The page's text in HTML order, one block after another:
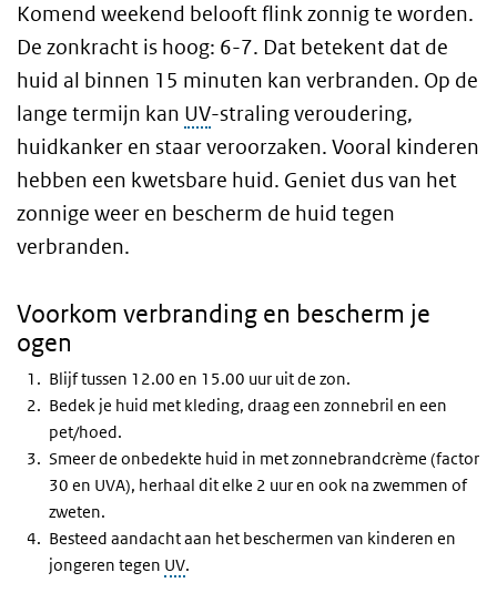
Komend weekend belooft flink zonnig te worden.
De zonkracht is hoog: 6-7. Dat betekent dat de
huid al binnen 15 minuten kan verbranden. Op de
lange termijn kan UV-straling veroudering,
huidkanker en staar veroorzaken. Vooral kinderen
hebben een kwetsbare huid. Geniet dus van het
zonnige weer en bescherm de huid tegen
verbranden.
Voorkom verbranding en bescherm je
ogen
Blijf tussen 12.00 en 15.00 uur uit de zon.
Bedek je huid met kleding, draag een zonnebril en een
pet/hoed.
Smeer de onbedekte huid in met zonnebrandcrème (factor
30 en UVA), herhaal dit elke 2 uur en ook na zwemmen of
zweten.
Besteed aandacht aan het beschermen van kinderen en
jongeren tegen UV.